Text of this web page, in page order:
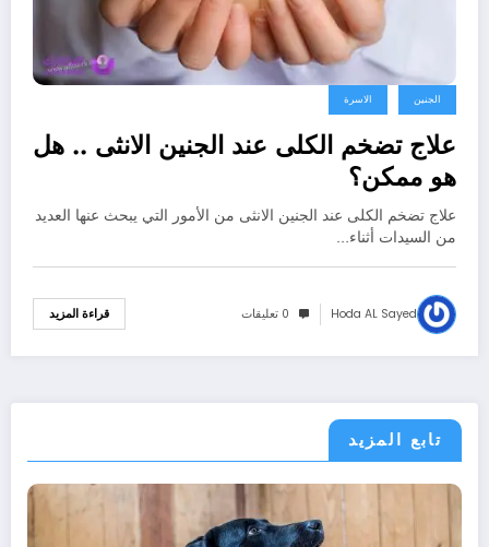
الجنين الاسرة
علاج تضخم الكلى عند الجنين الانثى .. هل
هو ممكن؟
علاج تضخم الكلى عند الجنين الانثى من الأمور التي يبحث عنها العديد
من السيدات أثناء…
Hoda AL Sayed 0 تعليقات قراءة المزيد
تابع المزيد